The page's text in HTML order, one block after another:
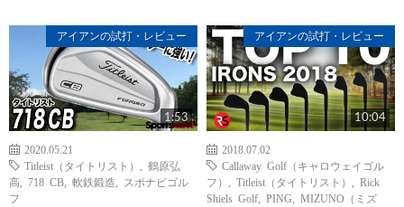
アイアンの試打・レビュー
1:53
2020.05.21
Titleist（タイトリスト）
鶴原弘
高
718 CB 軟鉄鍛造
スポナビゴル
フ
アイアンの試打・レビュー
10:04
2018.07.02
Callaway Golf（キャロウェイゴル
フ）
Titleist（タイトリスト）
Rick
Shiels Golf
PING
MIZUNO（ミズ